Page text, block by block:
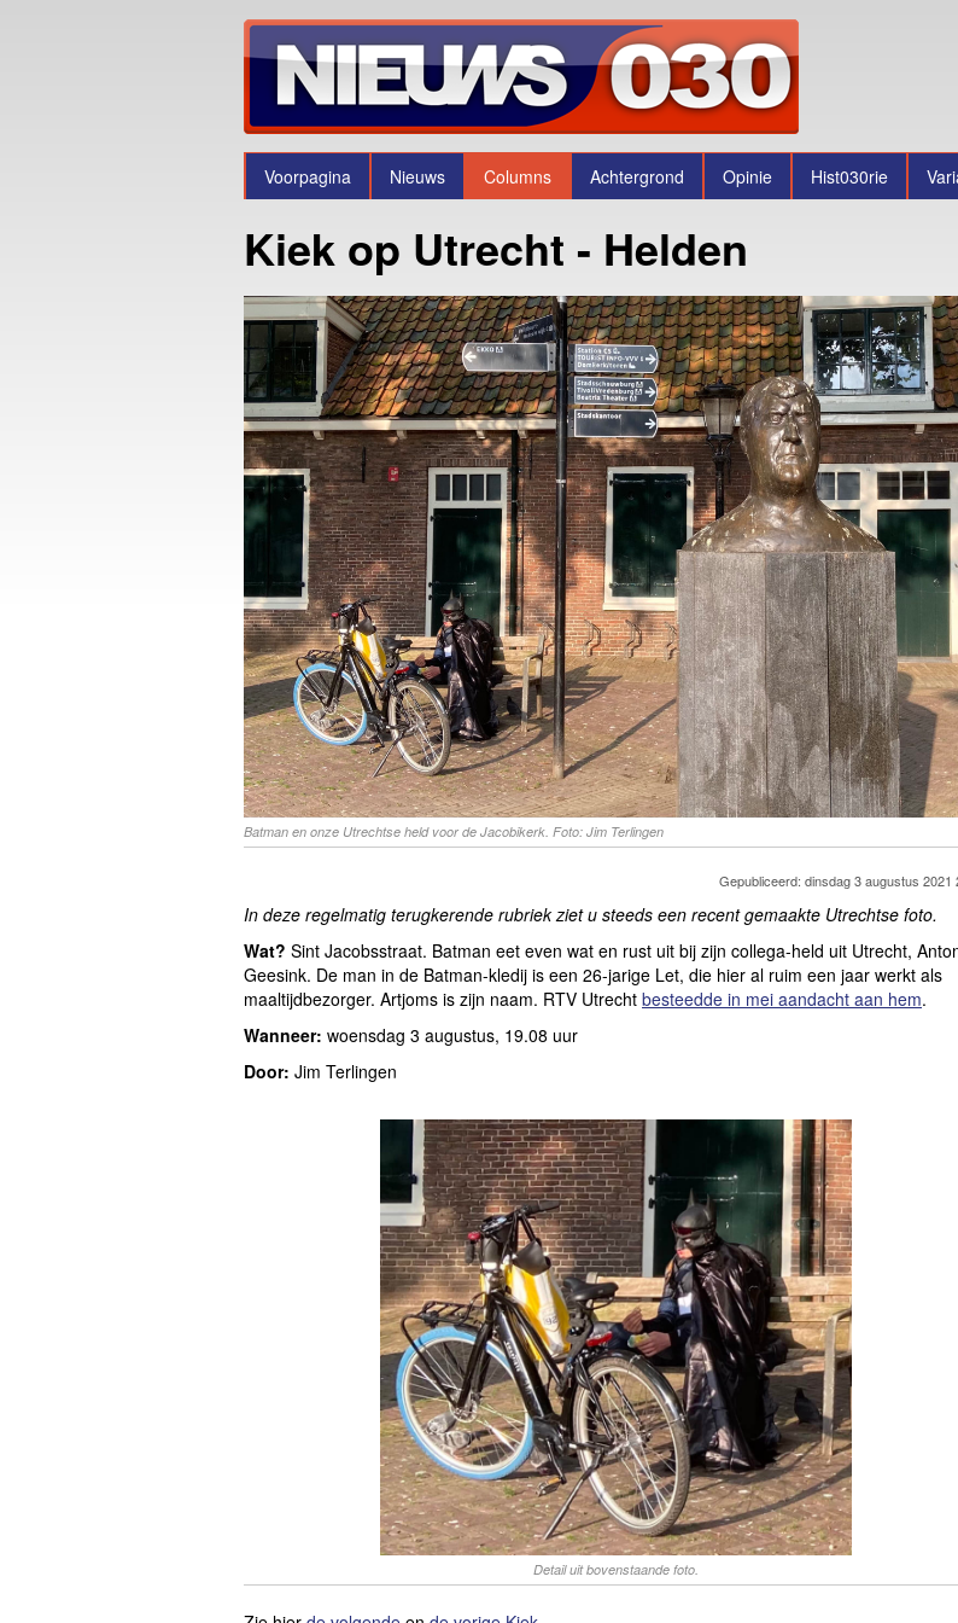
Voorpagina Nieuws Columns Achtergrond Opinie Hist030rie
Kiek op Utrecht - Helden
Batman en onze Utrechtse held voor de Jacobikerk. Foto: Jim Terlingen
Gepubliceerd: dinsdag 3 augustus 2021
In deze regelmatig terugkerende rubriek ziet u steeds een recent gemaakte Utrechtse foto.
Wat? Sint Jacobsstraat. Batman eet even wat en rust uit bij zijn collega-held uit Utrecht,
Geesink. De man in de Batman-kledij is een 26-jarige Let, die hier al ruim een jaar werkt als
maaltijdbezorger. Artjoms is zijn naam. RTV Utrecht besteedde in mei aandacht aan hem.
Wanneer: woensdag 3 augustus, 19.08 uur
Door: Jim Terlingen
Detail uit bovenstaande foto.